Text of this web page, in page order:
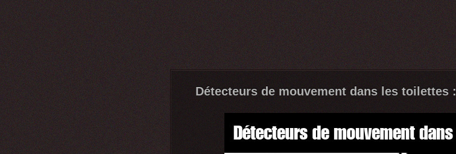
Détecteurs de mouvement dans les toilettes :